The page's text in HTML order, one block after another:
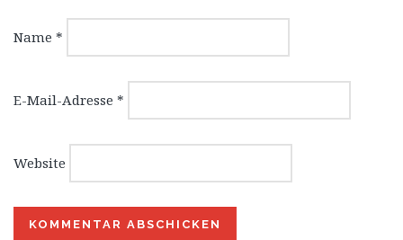
Name *
E-Mail-Adresse *
Website